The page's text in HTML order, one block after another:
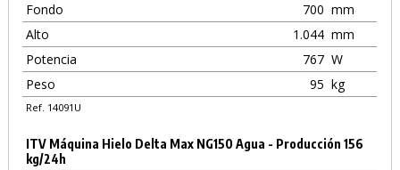
Fondo
700 mm
Alto
1.044 mm
Potencia
767 W
Peso
95 kg
Ref. 14091U
ITV Máquina Hielo Delta Max NG150 Agua - Producción 156
kg/24h